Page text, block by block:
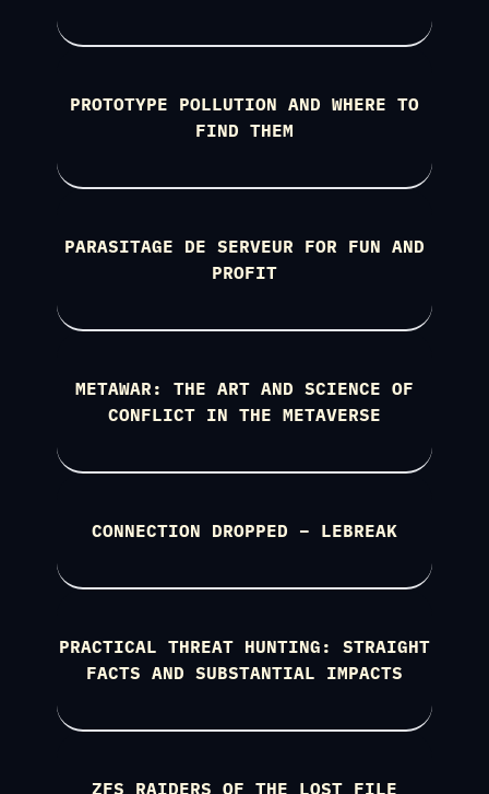
PROTOTYPE POLLUTION AND WHERE TO
FIND THEM
PARASITAGE DE SERVEUR FOR FUN AND
PROFIT
METAWAR: THE ART AND SCIENCE OF
CONFLICT IN THE METAVERSE
CONNECTION DROPPED – LEBREAK
PRACTICAL THREAT HUNTING: STRAIGHT
FACTS AND SUBSTANTIAL IMPACTS
ZFS RAIDERS OF THE LOST FILE